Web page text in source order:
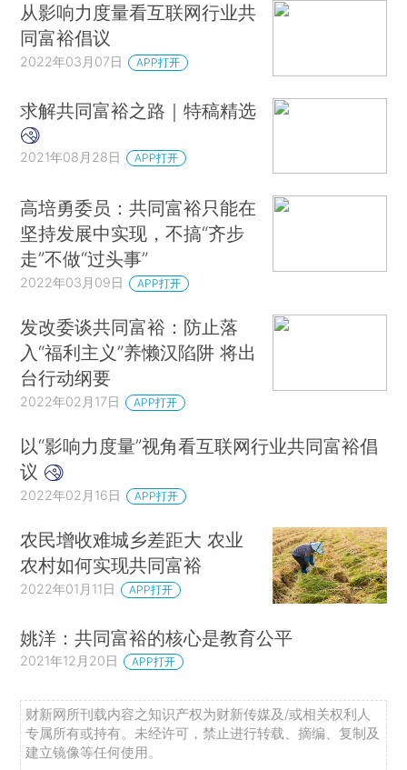
从影响力度量看互联网行业共
同富裕倡议
2022年03月07日 APP打开
求解共同富裕之路｜特稿精选
2021年08月28日 APP打开
高培勇委员：共同富裕只能在
坚持发展中实现，不搞“齐步
走”不做“过头事”
2022年03月09日 APP打开
发改委谈共同富裕：防止落
入“福利主义”养懒汉陷阱 将出
台行动纲要
2022年02月17日 APP打开
以“影响力度量”视角看互联网行业共同富裕倡
议
2022年02月16日 APP打开
农民增收难城乡差距大 农业
农村如何实现共同富裕
2022年01月11日 APP打开
姚洋：共同富裕的核心是教育公平
2021年12月20日 APP打开
财新网所刊载内容之知识产权为财新传媒及/或相关权利人
专属所有或持有。未经许可，禁止进行转载、摘编、复制及
建立镜像等任何使用。